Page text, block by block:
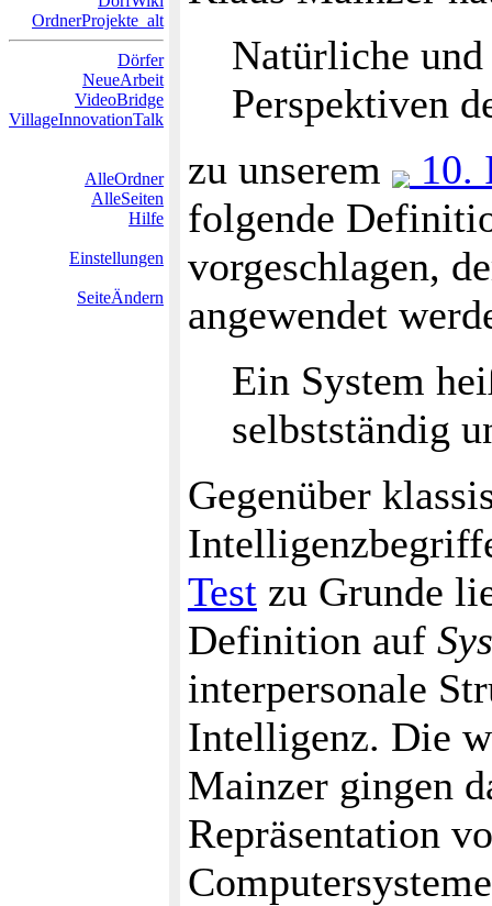
OrdnerProjekte_alt
Dörfer
NeueArbeit
VideoBridge
VillageInnovationTalk
AlleOrdner
AlleSeiten
Hilfe
Einstellungen
SeiteÄndern
Natürliche
Perspektiven
zu unserem
10.
folgende
vorgeschlagen,
angewendet
Ein System
selbstständig
Gegenüber
Test zu Grunde
Definition auf
interpersonale
Intelligenz. Die
Mainzer gingen
Repräsentation